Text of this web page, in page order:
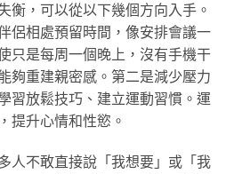
衡，可以從以下幾個方向入手。
侶相處預留時間，像安排會議一
只是每周一個晚上，沒有手機干
夠重建親密感。第二是減少壓力
習放鬆技巧、建立運動習慣。運
提升心情和性慾。
人不敢直接說「我想要」或「我